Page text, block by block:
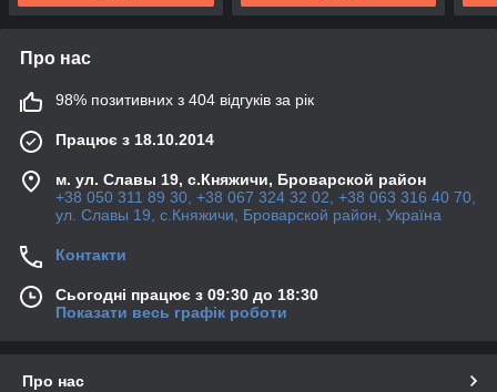
Про нас
98% позитивних з 404 відгуків за рік
Працює з 18.10.2014
м. ул. Славы 19, с.Княжичи, Броварской район
+38 050 311 89 30, +38 067 324 32 02, +38 063 316 40 70,
ул. Славы 19, с.Княжичи, Броварской район, Україна
Контакти
Сьогодні працює з 09:30 до 18:30
Показати весь графік роботи
Про нас